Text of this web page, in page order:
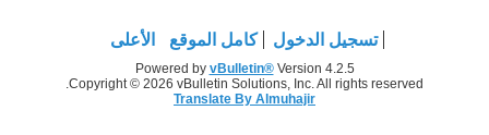
تسجيل الدخول كامل الموقع الأعلى
Powered by vBulletin®Version 4.2.5
Copyright © 2026 vBulletin Solutions, Inc. All rights reserved.
Translate By Almuhajir